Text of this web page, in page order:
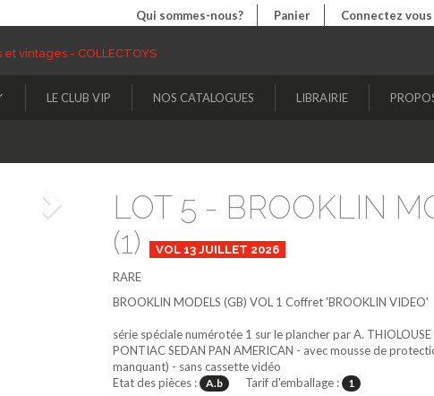
Qui sommes-nous? Panier Connectez vous
LE CLUB VIP NOS CATALOGUES LIBRAIRIE
Suivant
LOT 5 - BROOKLIN
(1)
VOL 13 JUILLET 2026
RARE
BROOKLIN MODELS (GB) VOL 1 Coffret 'BROOKLIN VIDEO'
série spéciale numérotée 1 sur le plancher par A.
PONTIAC SEDAN PAN AMERICAN - avec mousse de
manquant) - sans cassette vidéo
Etat des pièces :
A.b Tarif d'emballage : 1